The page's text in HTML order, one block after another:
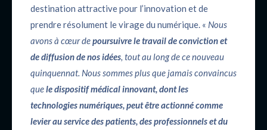
destination attractive pour l’innovation et de
prendre résolument le virage du numérique. « Nous
avons à cœur depoursuivre le travail de conviction et
de diffusion de nos idées, tout au long de ce nouveau
quinquennat. Nous sommes plus que jamais convaincus
quele dispositif médical innovant, dont les
technologies numériques, peut être actionné comme
levier au service des patients, des professionnels et du